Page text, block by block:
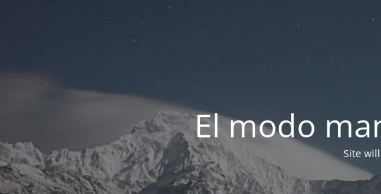
El modo
Site